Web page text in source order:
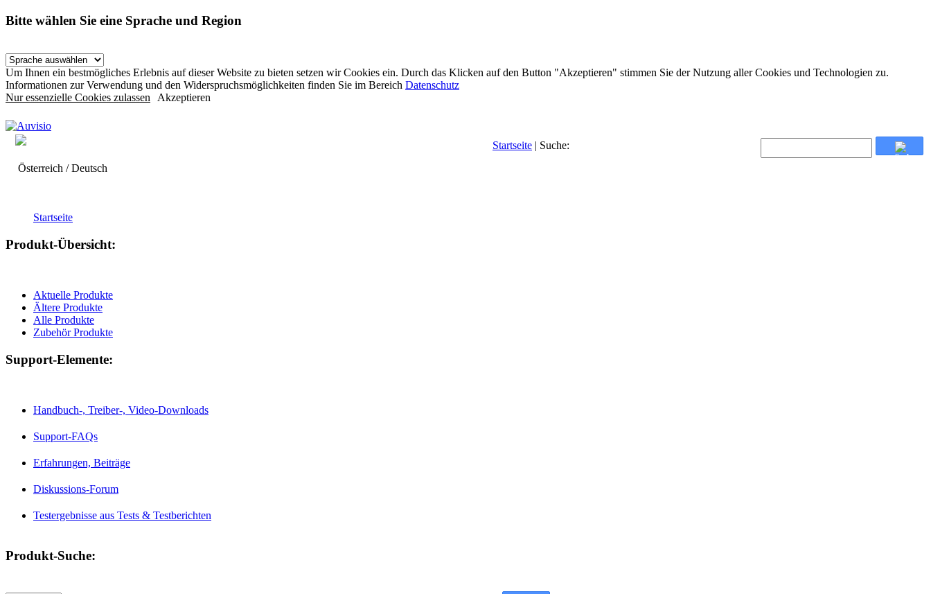
Bitte wählen Sie eine Sprache und Region
Um Ihnen ein bestmögliches Erlebnis auf dieser Website zu bieten setzen wir Cookies ein. Durch das Klicken auf den Button "Akzeptieren" stimmen Sie der Nutzung aller Cookies und Technologien zu.
Informationen zur Verwendung und den Widerspruchsmöglichkeiten finden Sie im Bereich Datenschutz
Nur essenzielle Cookies zulassen Akzeptieren
Österreich / Deutsch
Startseite | Suche:
Startseite
Produkt-Übersicht:
Aktuelle Produkte
Ältere Produkte
Alle Produkte
Zubehör Produkte
Support-Elemente:
Handbuch-, Treiber-, Video-Downloads
Support-FAQs
Erfahrungen, Beiträge
Diskussions-Forum
Testergebnisse aus Tests & Testberichten
Produkt-Suche: